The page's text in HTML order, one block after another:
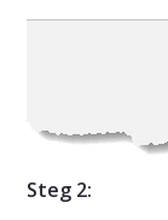
Steg 2: